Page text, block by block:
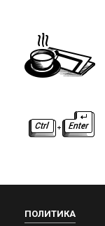
ПОЛИТИКА